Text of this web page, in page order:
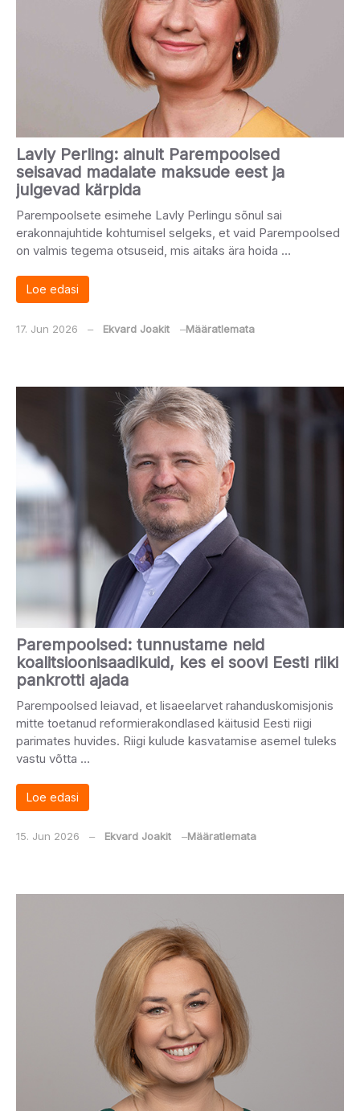
Lavly Perling: ainult Parempoolsed
seisavad madalate maksude eest ja
julgevad kärpida
Parempoolsete esimehe Lavly Perlingu sõnul sai
erakonnajuhtide kohtumisel selgeks, et vaid Parempoolsed
on valmis tegema otsuseid, mis aitaks ära hoida …
Loe edasi
17. Jun 2026 ‒ Ekvard Joakit ‒Määratlemata
Parempoolsed: tunnustame neid
koalitsioonisaadikuid, kes ei soovi Eesti riiki
pankrotti ajada
Parempoolsed leiavad, et lisaeelarvet rahanduskomisjonis
mitte toetanud reformierakondlased käitusid Eesti riigi
parimates huvides. Riigi kulude kasvatamise asemel tuleks
vastu võtta …
Loe edasi
15. Jun 2026 ‒ Ekvard Joakit ‒Määratlemata